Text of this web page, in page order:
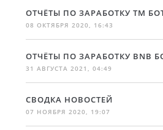
ОТЧЁТЫ ПО ЗАРАБОТКУ TM
08 ОКТЯБРЯ 2020, 16:43
ОТЧЁТЫ ПО ЗАРАБОТКУ BNB
31 АВГУСТА 2021, 04:49
СВОДКА НОВОСТЕЙ
07 НОЯБРЯ 2020, 19:07